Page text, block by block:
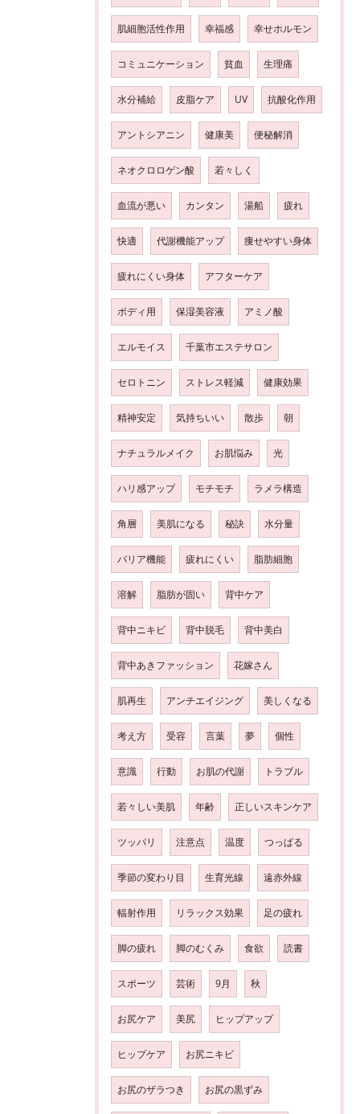
肌細胞活性作用 幸福感 幸せホルモン
コミュニケーション 貧血 生理痛
水分補給 皮脂ケア UV 抗酸化作用
アントシアニン 健康美 便秘解消
ネオクロロゲン酸 若々しく
血流が悪い カンタン 湯船 疲れ
快適 代謝機能アップ 痩せやすい身体
疲れにくい身体 アフターケア
ボディ用 保湿美容液 アミノ酸
エルモイス 千葉市エステサロン
セロトニン ストレス軽減 健康効果
精神安定 気持ちいい 散歩 朝
ナチュラルメイク お肌悩み 光
ハリ感アップ モチモチ ラメラ構造
角層 美肌になる 秘訣 水分量
バリア機能 疲れにくい 脂肪細胞
溶解 脂肪が固い 背中ケア
背中ニキビ 背中脱毛 背中美白
背中あきファッション 花嫁さん
肌再生 アンチエイジング 美しくなる
考え方 受容 言葉 夢 個性
意識 行動 お肌の代謝 トラブル
若々しい美肌 年齢 正しいスキンケア
ツッパリ 注意点 温度 つっぱる
季節の変わり目 生育光線 遠赤外線
輻射作用 リラックス効果 足の疲れ
脚の疲れ 脚のむくみ 食欲 読書
スポーツ 芸術 9月 秋
お尻ケア 美尻 ヒップアップ
ヒップケア お尻ニキビ
お尻のザラつき お尻の黒ずみ